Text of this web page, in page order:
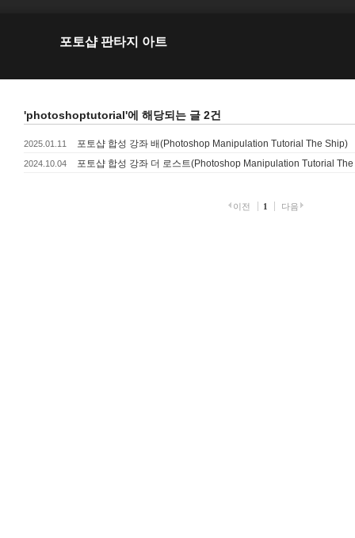
포토샵 판타지 아트
'photoshoptutorial'에 해당되는 글 2건
2025.01.11 포토샵 합성 강좌 배(Photoshop Manipulation Tutorial The Ship)
2024.10.04 포토샵 합성 강좌 더 로스트(Photoshop Manipulation Tutorial
이전 1 다음